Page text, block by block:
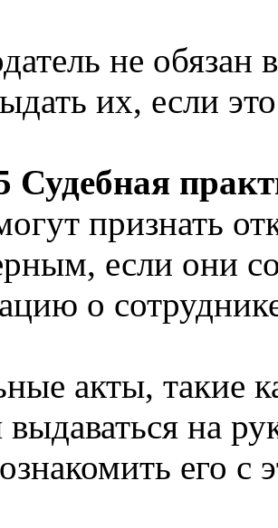
не
их, если
Судебная
признать
если они
о
акты, такие
на
его с